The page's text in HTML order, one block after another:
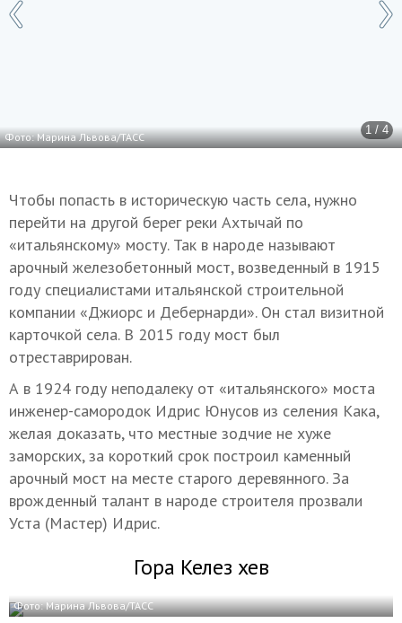
1 / 4
Фото: Марина Львова/ТАСС
Чтобы попасть в историческую часть села, нужно
перейти на другой берег реки Ахтычай по
«итальянскому» мосту. Так в народе называют
арочный железобетонный мост, возведенный в 1915
году специалистами итальянской строительной
компании «Джиорс и Дебернарди». Он стал визитной
карточкой села. В 2015 году мост был
отреставрирован.
А в 1924 году неподалеку от «итальянского» моста
инженер-самородок Идрис Юнусов из селения Кака,
желая доказать, что местные зодчие не хуже
заморских, за короткий срок построил каменный
арочный мост на месте старого деревянного. За
врожденный талант в народе строителя прозвали
Уста (Мастер) Идрис.
Гора Келез хев
Фото: Марина Львова/ТАСС